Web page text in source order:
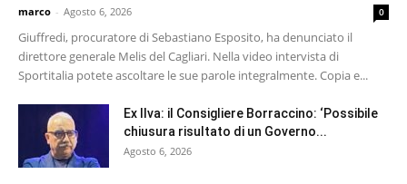
marco - Agosto 6, 2026 0
Giuffredi, procuratore di Sebastiano Esposito, ha denunciato il
direttore generale Melis del Cagliari. Nella video intervista di
Sportitalia potete ascoltare le sue parole integralmente. Copia e...
Ex Ilva: il Consigliere Borraccino: ‘Possibile
chiusura risultato di un Governo...
Agosto 6, 2026